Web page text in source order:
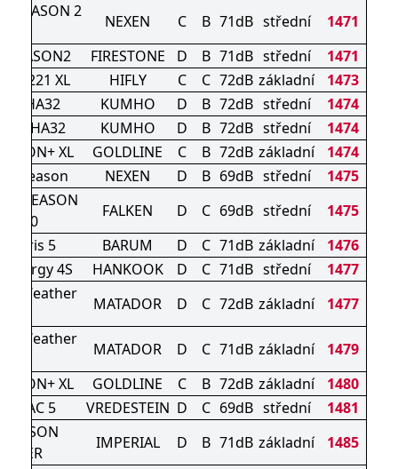
SEASON 2
NEXEN C B 71dB střední
1471
FIRESTONE D B 71dB střední
1471
221 XL
HIFLY C C 72dB základní
1473
HA32
KUMHO D B 72dB střední
1474
4S HA32
KUMHO D B 72dB střední
1474
XL
GOLDLINE C B 72dB základní
1474
4Season
NEXEN D B 69dB střední
1475
SEASON
FALKEN D C 69dB střední
1475
5
BARUM D C 71dB základní
1476
4S
HANKOOK D C 71dB střední
1477
Weather
MATADOR D C 72dB základní
1477
Weather
MATADOR D C 71dB základní
1479
XL
GOLDLINE C B 72dB základní
1480
5
VREDESTEIN D C 69dB střední
1481
SEASON
IMPERIAL D B 71dB základní
1485